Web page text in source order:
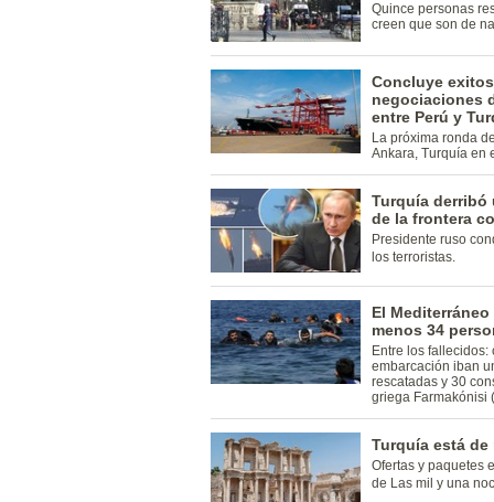
Quince personas
creen que son de
Concluye
negociaciones
entre Perú y
La próxima ronda
Ankara, Turquía en
Turquía derribó
de la frontera
Presidente ruso
los terroristas.
El
menos 34
Entre los
embarcación iban
rescatadas y 30
griega Farmakónisi
Turquía está de
Ofertas y paquetes
de Las mil y una